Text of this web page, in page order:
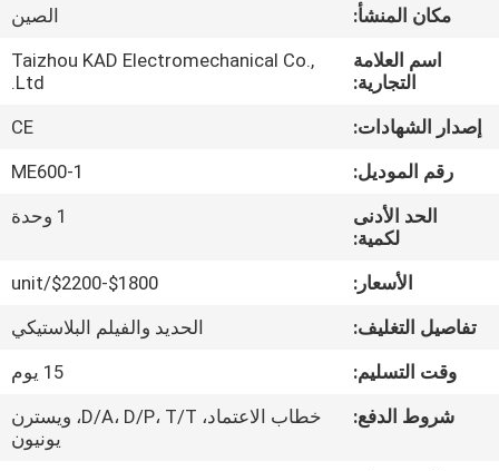
أشرطة
معلومات
في
المعمل
مراقبة
مكان المنشأ:
الصين
اسم العلامة
التجارية:
Taizhou KAD Electromechanical Co.,
Ltd.
إصدار الشهادات:
CE
رقم الموديل:
ME600-1
الحد الأدنى
لكمية:
1 وحدة
الأسعار:
$1800-$2200/unit
تفاصيل التغليف:
الحديد والفيلم البلاستيكي
وقت التسليم:
15 يوم
شروط الدفع:
خطاب الاعتماد، D/A، D/P، T/T، ويسترن
يونيون